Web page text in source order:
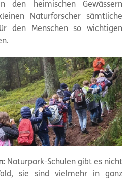
den heimischen Gewässern
Naturforscher sämtliche
den Menschen so wichtigen
Naturpark-Schulen gibt es nicht
sie sind vielmehr in ganz